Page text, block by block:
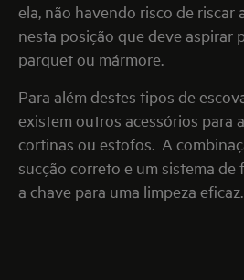
ela, não havendo risco de riscar
nesta posição que deve aspirar
parquet ou mármore.
Para além destes tipos de
existem outros acessórios para
cortinas ou estofos. A
sucção correto e um sistema
a chave para uma limpeza eficaz.